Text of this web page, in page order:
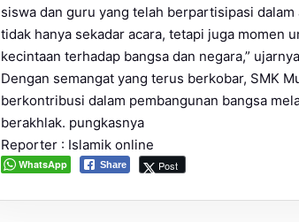
siswa dan guru yang telah berpartisipasi
tidak hanya sekadar acara, tetapi juga momen
kecintaan terhadap bangsa dan negara,”
Dengan semangat yang terus berkobar, SMK
berkontribusi dalam pembangunan bangsa
berakhlak. pungkasnya
Reporter : Islamik online
WhatsApp Share Post